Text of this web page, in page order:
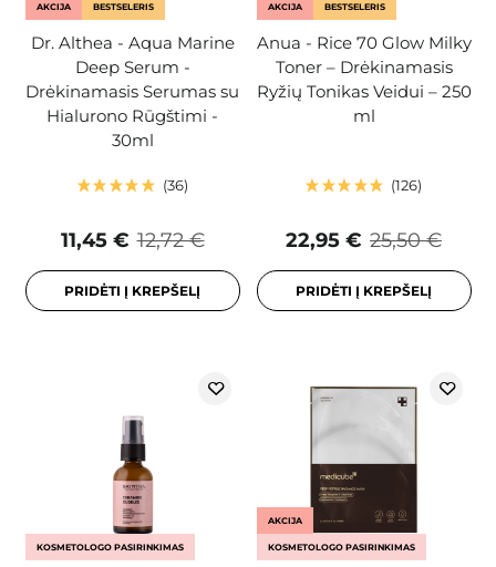
AKCIJA BESTSELERIS
Dr. Althea - Aqua Marine
Deep Serum -
Drėkinamasis Serumas su
Hialurono Rūgštimi -
30ml
36
12,72 €
11,45 €
PRIDĖTI Į KREPŠELĮ
AKCIJA BESTSELERIS
Anua - Rice 70 Glow Milky
Toner – Drėkinamasis
Ryžių Tonikas Veidui – 250
ml
126
25,50 €
22,95 €
PRIDĖTI Į KREPŠELĮ
KOSMETOLOGO PASIRINKIMAS
AKCIJA
KOSMETOLOGO PASIRINKIMAS